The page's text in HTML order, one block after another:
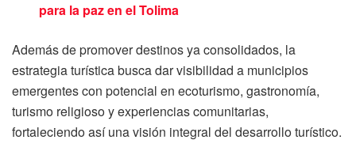
para la paz en el Tolima
Además de promover destinos ya consolidados, la
estrategia turística busca dar visibilidad a municipios
emergentes con potencial en ecoturismo, gastronomía,
turismo religioso y experiencias comunitarias,
fortaleciendo así una visión integral del desarrollo turístico.